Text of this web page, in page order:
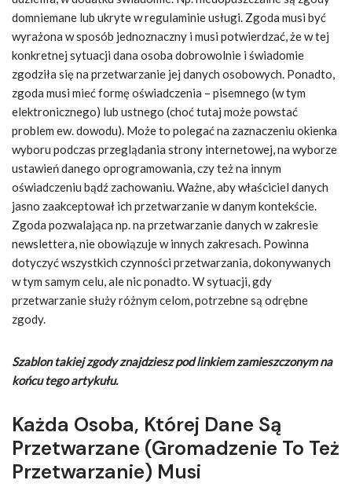
domniemane lub ukryte w regulaminie usługi. Zgoda musi być
wyrażona w sposób jednoznaczny i musi potwierdzać, że w tej
konkretnej sytuacji dana osoba dobrowolnie i świadomie
zgodziła się na przetwarzanie jej danych osobowych. Ponadto,
zgoda musi mieć formę oświadczenia – pisemnego (w tym
elektronicznego) lub ustnego (choć tutaj może powstać
problem ew. dowodu). Może to polegać na zaznaczeniu okienka
wyboru podczas przeglądania strony internetowej, na wyborze
ustawień danego oprogramowania, czy też na innym
oświadczeniu bądź zachowaniu. Ważne, aby właściciel danych
jasno zaakceptował ich przetwarzanie w danym kontekście.
Zgoda pozwalająca np. na przetwarzanie danych w zakresie
newslettera, nie obowiązuje w innych zakresach. Powinna
dotyczyć wszystkich czynności przetwarzania, dokonywanych
w tym samym celu, ale nic ponadto. W sytuacji, gdy
przetwarzanie służy różnym celom, potrzebne są odrębne
zgody.
Szablon takiej zgody znajdziesz pod linkiem zamieszczonym na
końcu tego artykułu.
Każda Osoba, Której Dane Są
Przetwarzane (gromadzenie To Też
Przetwarzanie) Musi